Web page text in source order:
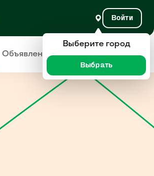
Войти
Объявления Отзывы
Выберите город
Выбрать